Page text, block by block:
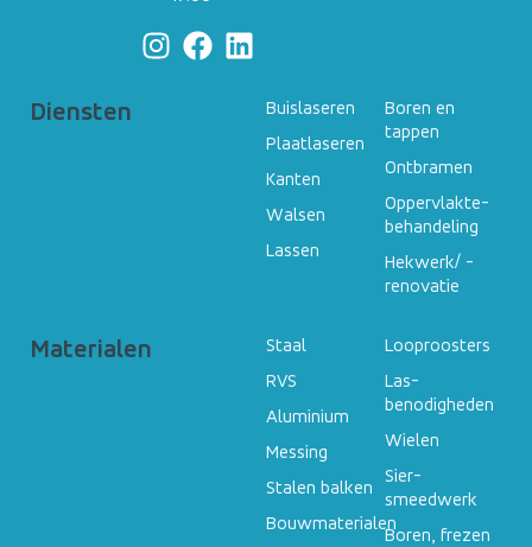
Diensten
Buislaseren
Plaatlaseren
Kanten
Walsen
Lassen
Boren en
tappen
Ontbramen
Oppervlakte­
behandeling
Hekwerk/ ­
renovatie
Materialen
Staal
RVS
Aluminium
Messing
Stalen balken
Bouwmaterialen
Looproosters
Las-
benodigheden
Wielen
Sier-
smeedwerk
Boren, frezen